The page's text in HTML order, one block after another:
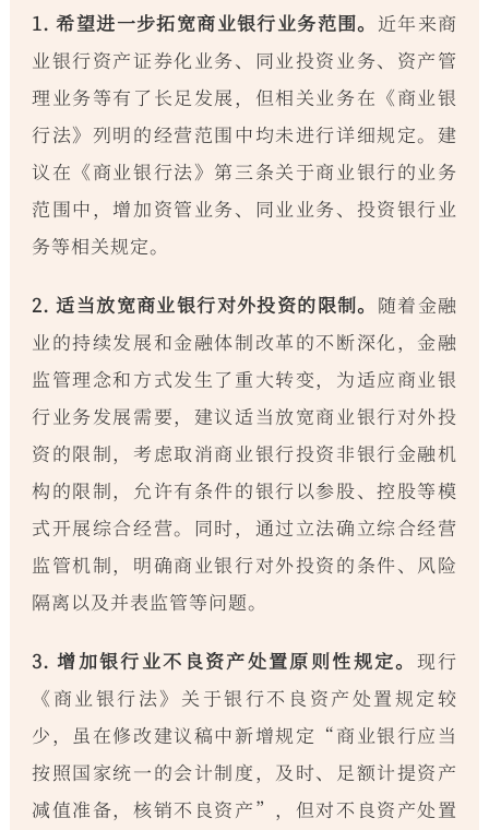
1. 希望进一步拓宽商业银行业务范围。 近年来商
业银行资产证券化业务、同业投资业务、资产管
理业务等有了长足发展，但相关业务在《商业银
行法》列明的经营范围中均未进行详细规定。建
议在《商业银行法》第三条关于商业银行的业务
范围中，增加资管业务、同业业务、投资银行业
务等相关规定。
2. 适当放宽商业银行对外投资的限制。 随着金融
业的持续发展和金融体制改革的不断深化，金融
监管理念和方式发生了重大转变，为适应商业银
行业务发展需要，建议适当放宽商业银行对外投
资的限制，考虑取消商业银行投资非银行金融机
构的限制，允许有条件的银行以参股、控股等模
式开展综合经营。同时，通过立法确立综合经营
监管机制，明确商业银行对外投资的条件、风险
隔离以及并表监管等问题。
3. 增加银行业不良资产处置原则性规定。 现行
《商业银行法》关于银行不良资产处置规定较
少，虽在修改建议稿中新增规定“商业银行应当
按照国家统一的会计制度，及时、足额计提资产
减值准备，核销不良资产”，但对不良资产处置